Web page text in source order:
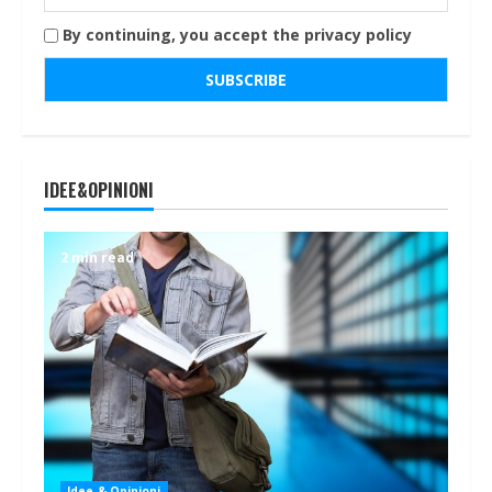
By continuing, you accept the privacy policy
IDEE&OPINIONI
2 min read